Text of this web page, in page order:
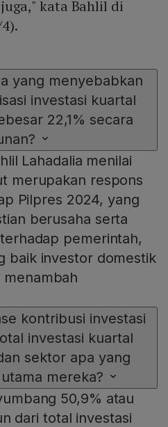
juga," kata Bahlil di
yang menyebabkan
investasi kuartal
22,1% secara
Lahadalia menilai
merupakan respons
Pilpres 2024, yang
berusaha serta
pemerintah,
baik investor domestik
kontribusi investasi
investasi kuartal
sektor apa yang
mereka?
50,9% atau
dari total investasi